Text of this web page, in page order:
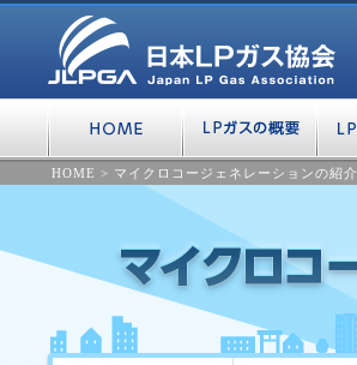
HOME > マイクロコージェネレーションの紹介